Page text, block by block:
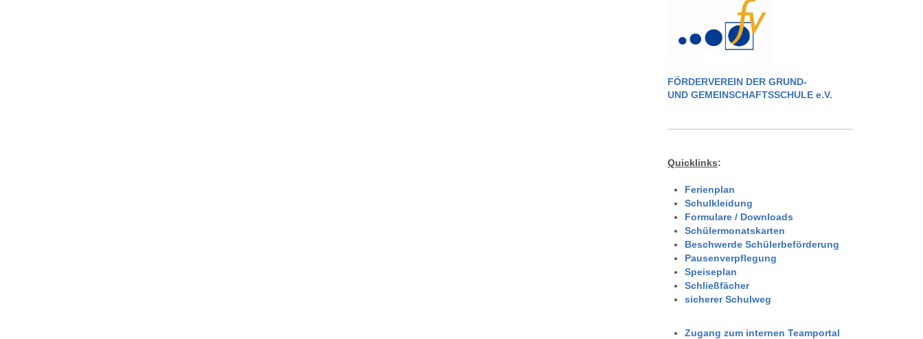
FÖRDERVEREIN DER GRUND-
UND GEMEINSCHAFTSSCHULE e.V.
Quicklinks:
Ferienplan
Schulkleidung
Formulare / Downloads
Schülermonatskarten
Beschwerde Schülerbeförderung
Pausenverpflegung
Speiseplan
Schließfächer
sicherer Schulweg
Zugang zum internen Teamportal